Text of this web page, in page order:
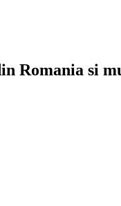
Romania si